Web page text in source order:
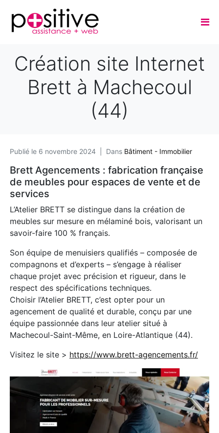
Création site Internet
Brett à Machecoul
(44)
Publié le 6 novembre 2024 Dans Bâtiment - Immobilier
Brett Agencements : fabrication française
de meubles pour espaces de vente et de
services
L’Atelier BRETT se distingue dans la création de
meubles sur mesure en mélaminé bois, valorisant un
savoir-faire 100 % français.
Son équipe de menuisiers qualifiés – composée de
compagnons et d’experts – s’engage à réaliser
chaque projet avec précision et rigueur, dans le
respect des spécifications techniques.
Choisir l’Atelier BRETT, c’est opter pour un
agencement de qualité et durable, conçu par une
équipe passionnée dans leur atelier situé à
Machecoul-Saint-Même, en Loire-Atlantique (44).
Visitez le site > https://www.brett-agencements.fr/